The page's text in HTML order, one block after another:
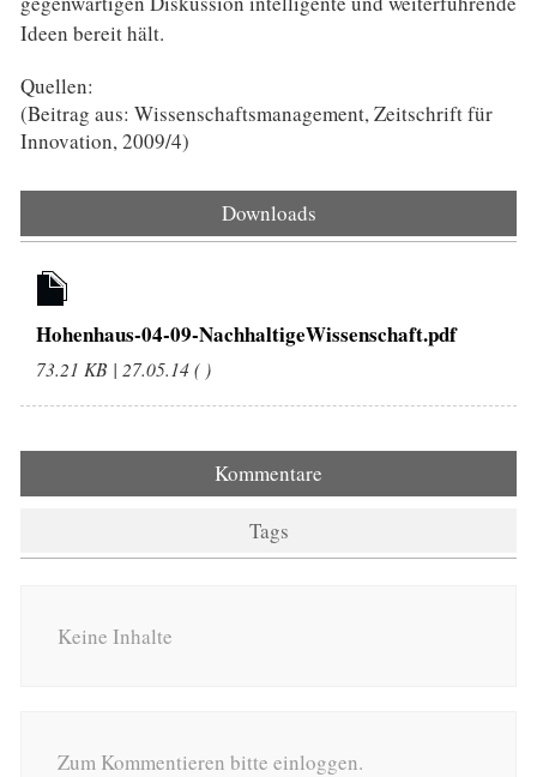
Ideen bereit hält.
Quellen:
(Beitrag aus: Wissenschaftsmanagement, Zeitschrift für
Innovation, 2009/4)
Downloads
Hohenhaus-04-09-NachhaltigeWissenschaft.pdf
73.21 KB | 27.05.14 ( )
Kommentare
Tags
Keine Inhalte
Zum Kommentieren bitte einloggen.